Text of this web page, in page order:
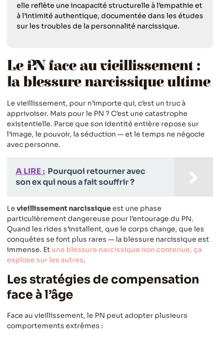
elle reflète une incapacité structurelle à l’empathie et
à l’intimité authentique, documentée dans les études
sur les troubles de la personnalité narcissique.
Le PN face au vieillissement :
la blessure narcissique ultime
Le vieillissement, pour n’importe qui, c’est un truc à
apprivoiser. Mais pour le PN ? C’est une catastrophe
existentielle. Parce que son identité entière repose sur
l’image, le pouvoir, la séduction — et le temps ne négocie
avec personne.
A LIRE : Pourquoi retourner avec
son ex qui nous a fait souffrir ?
Le vieillissement narcissiqueest une phase
particulièrement dangereuse pour l’entourage du PN.
Quand les rides s’installent, que le corps change, que les
conquêtes se font plus rares — la blessure narcissique est
immense. Et une blessure narcissique non contenue, ça
explose sur les autres.
Les stratégies de compensation
face à l’âge
Face au vieillissement, le PN peut adopter plusieurs
comportements extrêmes :